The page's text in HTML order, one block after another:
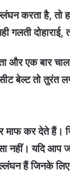
करता है, तो
दोहाराई,
एक बार
बेल्ट तो तुरंत
माफ कर देते हैं।
नहीं। यदि आप
हैं जिनके